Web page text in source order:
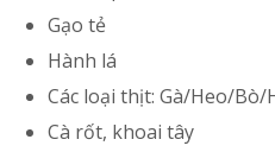
Gạo tẻ
Hành lá
Các loại thịt: Gà/Heo/Bò/
Cà rốt, khoai tây